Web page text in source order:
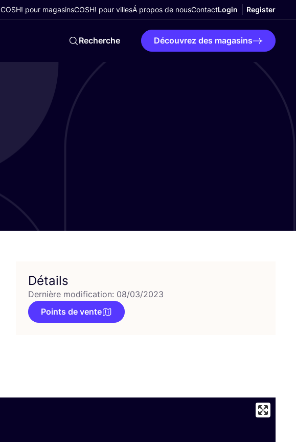
COSH! pour magasinsCOSH! pour villesÁ propos de nousContactLogin Register
Recherche Découvrez des magasins
Détails
Dernière modification: 08/03/2023
Points de vente